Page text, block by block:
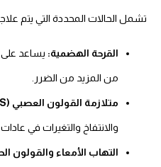
تشمل الحالات المحددة التي يتم
القرحة الهضمية: يساعد
من المزيد من الضرر.
متلازمة القولون العصبي (IBS):
والانتفاخ والتغيرات في
التهاب الأمعاء والقولون